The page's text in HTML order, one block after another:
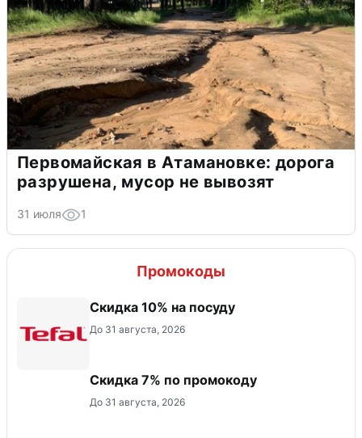
Первомайская в Атамановке: дорога
разрушена, мусор не вывозят
31 июля 1
Промокоды
Скидка 10% на посуду
До 31 августа, 2026
Скидка 7% по промокоду
До 31 августа, 2026